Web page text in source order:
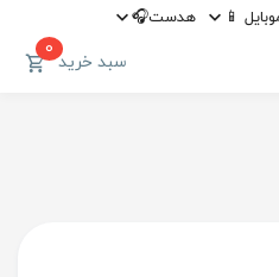
📱 هدست🎧
سبد خرید0